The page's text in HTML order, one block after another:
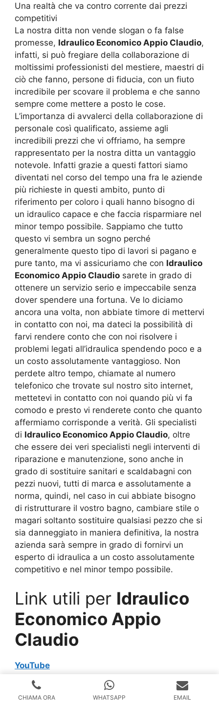
Una realtà che va contro corrente dai prezzi
competitivi
La nostra ditta non vende slogan o fa false
promesse, Idraulico Economico Appio Claudio,
infatti, si può fregiare della collaborazione di
moltissimi professionisti del mestiere, maestri di
ciò che fanno, persone di fiducia, con un fiuto
incredibile per scovare il problema e che sanno
sempre come mettere a posto le cose.
L’importanza di avvalerci della collaborazione di
personale così qualificato, assieme agli
incredibili prezzi che vi offriamo, ha sempre
rappresentato per la nostra ditta un vantaggio
notevole. Infatti grazie a questi fattori siamo
diventati nel corso del tempo una fra le aziende
più richieste in questi ambito, punto di
riferimento per coloro i quali hanno bisogno di
un idraulico capace e che faccia risparmiare nel
minor tempo possibile. Sappiamo che tutto
questo vi sembra un sogno perché
generalmente questo tipo di lavori si pagano e
pure tanto, ma vi assicuriamo che con Idraulico
Economico Appio Claudio sarete in grado di
ottenere un servizio serio e impeccabile senza
dover spendere una fortuna. Ve lo diciamo
ancora una volta, non abbiate timore di mettervi
in contatto con noi, ma dateci la possibilità di
farvi rendere conto che con noi risolvere i
problemi legati all’idraulica spendendo poco e a
un costo assolutamente vantaggioso. Non
perdete altro tempo, chiamate al numero
telefonico che trovate sul nostro sito internet,
mettetevi in contatto con noi quando più vi fa
comodo e presto vi renderete conto che quanto
affermiamo corrisponde a verità. Gli specialisti
di Idraulico Economico Appio Claudio, oltre
che essere dei veri specialisti negli interventi di
riparazione e manutenzione, sono anche in
grado di sostituire sanitari e scaldabagni con
pezzi nuovi, tutti di marca e assolutamente a
norma, quindi, nel caso in cui abbiate bisogno
di ristrutturare il vostro bagno, cambiare stile o
magari soltanto sostituire qualsiasi pezzo che si
sia danneggiato in maniera definitiva, la nostra
azienda sarà sempre in grado di fornirvi un
esperto di idraulica a un costo assolutamente
competitivo e nel minor tempo possibile.
Link utili per Idraulico
Economico Appio
Claudio
YouTube
Wikipedia
Idraulico Roma – Pronto Intervento 24 Ore
CHIAMA ORA WHATSAPP EMAIL